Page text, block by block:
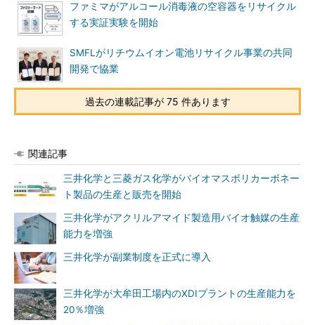
ファミマがアルコール消毒液の空容器をリサイクル
する実証実験を開始
SMFLがリチウムイオン電池リサイクル事業の共同
開発で協業
過去の連載記事が 75 件あります
関連記事
三井化学と三菱ガス化学がバイオマスポリカーボネー
ト製品の生産と販売を開始
三井化学がアクリルアマイド製造用バイオ触媒の生産
能力を増強
三井化学が副業制度を正式に導入
三井化学が大牟田工場内のXDIプラントの生産能力を
20％増強